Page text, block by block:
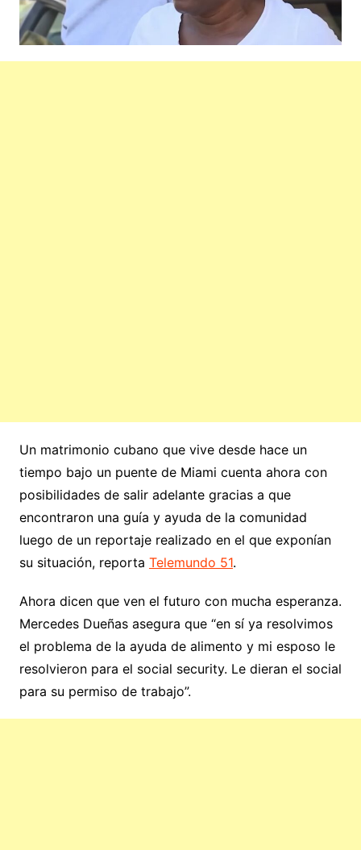
Un matrimonio cubano que vive desde hace un
tiempo bajo un puente de Miami cuenta ahora con
posibilidades de salir adelante gracias a que
encontraron una guía y ayuda de la comunidad
luego de un reportaje realizado en el que exponían
su situación, reporta Telemundo 51.
Ahora dicen que ven el futuro con mucha esperanza.
Mercedes Dueñas asegura que “en sí ya resolvimos
el problema de la ayuda de alimento y mi esposo le
resolvieron para el social security. Le dieran el social
para su permiso de trabajo”.